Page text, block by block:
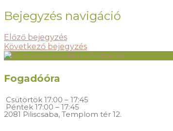
Bejegyzés navigáció
Előző bejegyzés
Következő bejegyzés
Fogadóóra
Csütörtök 17:00 – 17:45
Péntek 17:00 – 17:45
2081 Piliscsaba, Templom tér 12.